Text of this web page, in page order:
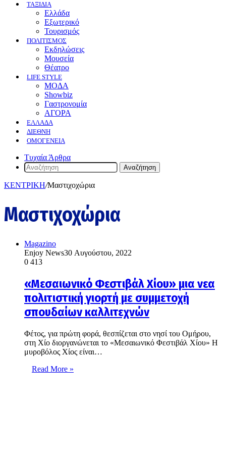
ΤΑΞΙΔΙΑ
Ελλάδα
Εξωτερικό
Τουρισμός
ΠΟΛΙΤΙΣΜΟΣ
Eκδηλώσεις
Mουσεία
Θέατρο
LIFE STYLE
ΜΟΔΑ
Showbiz
Γαστρονομία
ΑΓΟΡΑ
ΕΛΛΆΔΑ
ΔΙΕΘΝΉ
ΟΜΟΓΈΝΕΙΑ
Τυχαία Άρθρα
Αναζήτηση
ΚΕΝΤΡΙΚΗ/Μαστιχοχώρια
Μαστιχοχώρια
Magazino
Enjoy News30 Αυγούστου, 2022
0 413
«Μεσαιωνικό Φεστιβάλ Χίου» μια νεα
πολιτιστική γιορτή με συμμετοχή
σπουδαίων καλλιτεχνών
Φέτος, για πρώτη φορά, θεσπίζεται στο νησί του Ομήρου,
στη Χίο διοργανώνεται το «Μεσαιωνικό Φεστιβάλ Χίου» Η
μυροβόλος Χίος είναι…
Read More »